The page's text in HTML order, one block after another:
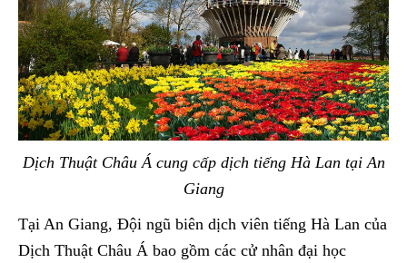
Dịch Thuật Châu Á cung cấp dịch tiếng Hà Lan tại An
Giang
Tại An Giang, Đội ngũ biên dịch viên tiếng Hà Lan của
Dịch Thuật Châu Á bao gồm các cử nhân đại học